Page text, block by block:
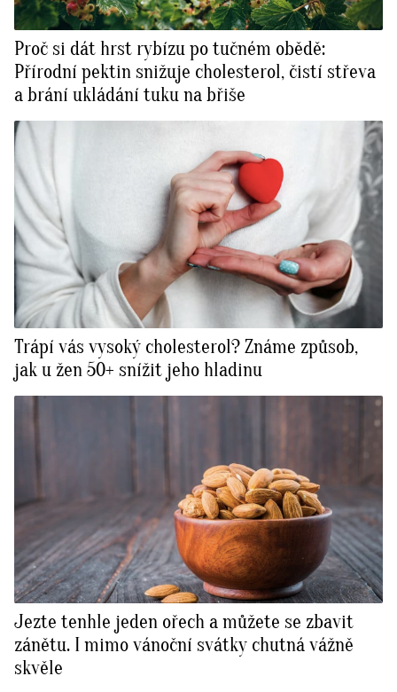
Proč si dát hrst rybízu po tučném obědě:
Přírodní pektin snižuje cholesterol, čistí střeva
a brání ukládání tuku na břiše
Trápí vás vysoký cholesterol? Známe způsob,
jak u žen 50+ snížit jeho hladinu
Jezte tenhle jeden ořech a můžete se zbavit
zánětu. I mimo vánoční svátky chutná vážně
skvěle